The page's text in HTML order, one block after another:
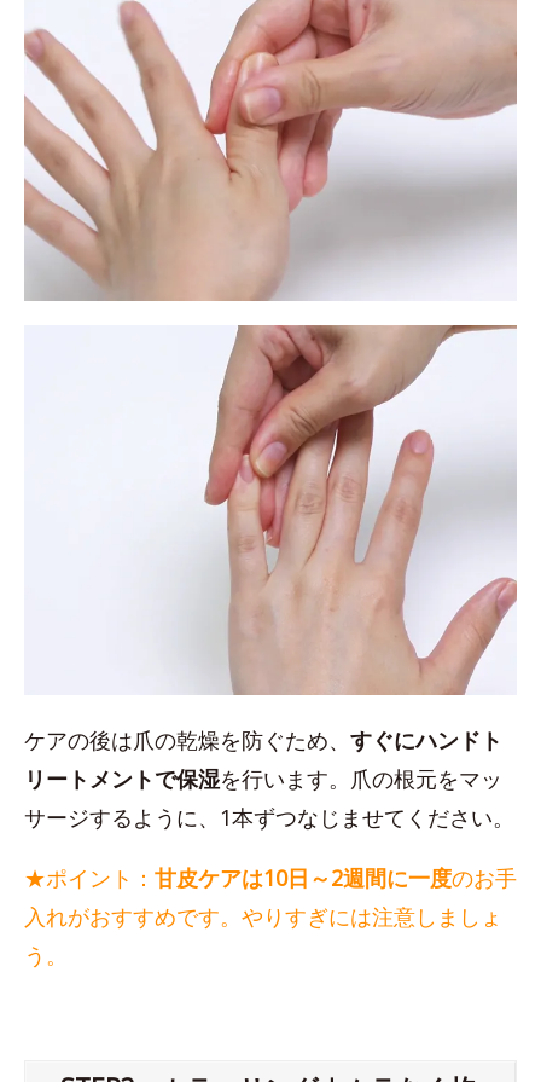
ケアの後は爪の乾燥を防ぐため、 すぐにハンドト
リートメントで保湿を行います。爪の根元をマッ
サージするように、1本ずつなじませてください。
★ポイント： 甘皮ケアは10日～2週間に一度のお手
入れがおすすめです。やりすぎには注意しましょ
う。